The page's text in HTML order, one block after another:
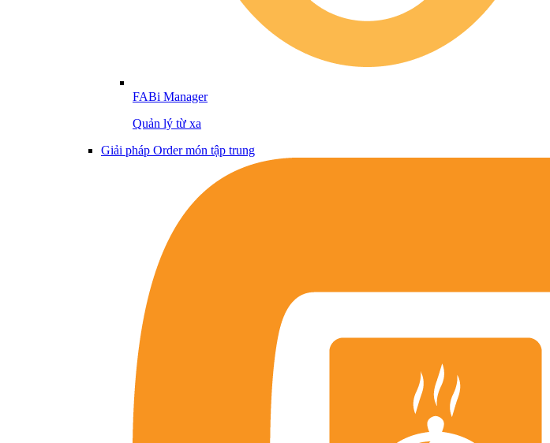
FABi Manager
Quản lý từ xa
Giải pháp Order món tập trung